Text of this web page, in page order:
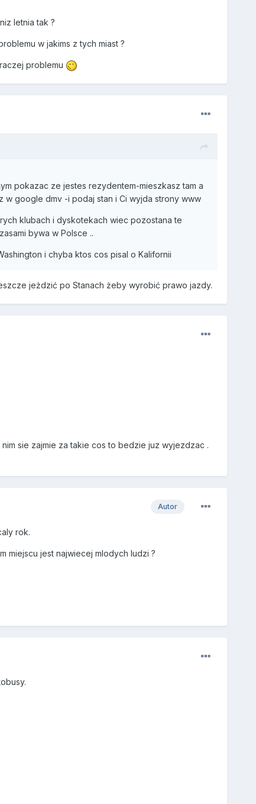
letnia tak ?
w jakims z tych miast ?
problemu
pokazac ze jestes rezydentem-mieszkasz tam a
w google dmv -i podaj stan i Ci wyjda strony www
klubach i dyskotekach wiec pozostana te
bywa w Polsce ..
i chyba ktos cos pisal o Kalifornii
jeżdzić po Stanach żeby wyrobić prawo jazdy.
sie zajmie za takie cos to bedzie juz wyjezdzac .
Autor
rok.
miejscu jest najwiecej mlodych ludzi ?